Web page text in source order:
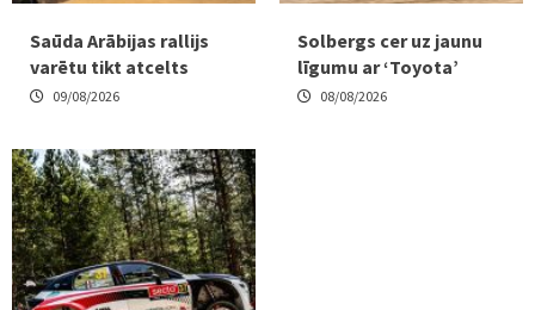
Saūda Arābijas rallijs
varētu tikt atcelts
09/08/2026
Solbergs cer uz jaunu
līgumu ar ‘Toyota’
08/08/2026